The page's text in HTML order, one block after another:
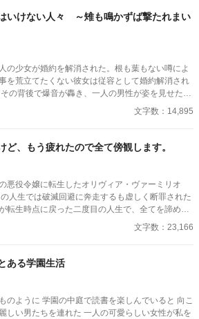
いけない人々 ～雉も鳴かずば撃たれまい
の少女が婚約を解消された。根も葉もない噂によ
を荒立てたくない彼女は従容として婚約解消され
女の婚約
す。 なんとなくの一気書き。御笑
文字数：14,895
ど、もう疲れたので全て傍観します。
悪役令嬢に転生したオリヴィア・ヴァーミリオ
転生時点に戻った二度目の人生で、全てを諦めて
したい──そう願い、積極的に引きこもり傍観を決
王子が、なぜか彼女に献身的な優しさを見せ、
守る」と誓うのだ。 運命に抗う気力さえ
思いがけない波乱に巻き込まれていく。全てを諦
で、彼女を待ち受ける未来とは──
文字数：23,166
ある学園生活
のように 学園の中庭で読書を楽しんでいると 向こ
しい男たちを連れた 一人の可愛らしい女性が私を